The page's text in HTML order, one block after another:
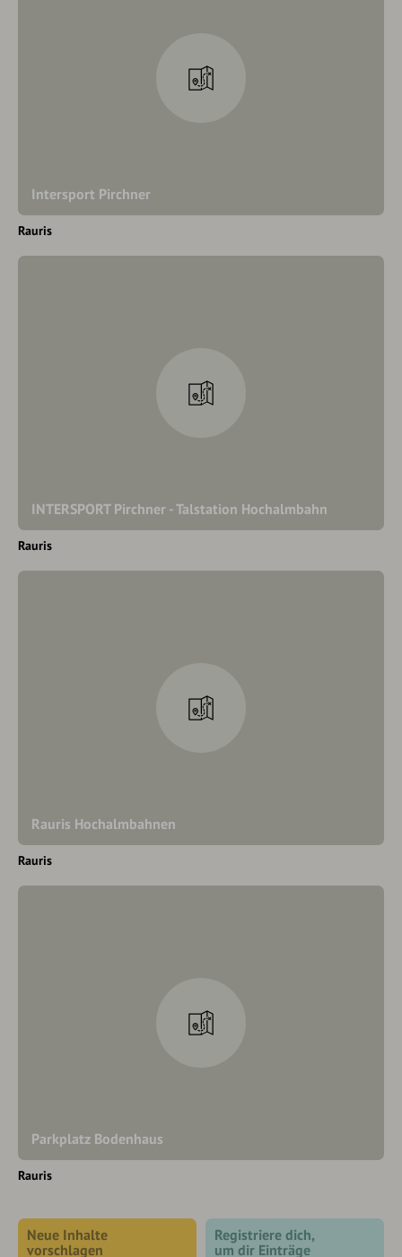
Intersport Pirchner
Rauris
INTERSPORT Pirchner - Talstation Hochalmbahn
Rauris
Rauris Hochalmbahnen
Rauris
Parkplatz Bodenhaus
Rauris
Neue Inhalte
vorschlagen
Registriere dich,
um dir Einträge